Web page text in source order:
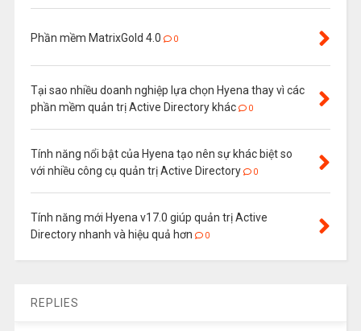
Phần mềm MatrixGold 4.0 0
Tại sao nhiều doanh nghiệp lựa chọn Hyena thay vì các
phần mềm quản trị Active Directory khác
0
Tính năng nổi bật của Hyena tạo nên sự khác biệt so
với nhiều công cụ quản trị Active Directory
0
Tính năng mới Hyena v17.0 giúp quản trị Active
Directory nhanh và hiệu quả hơn
0
REPLIES